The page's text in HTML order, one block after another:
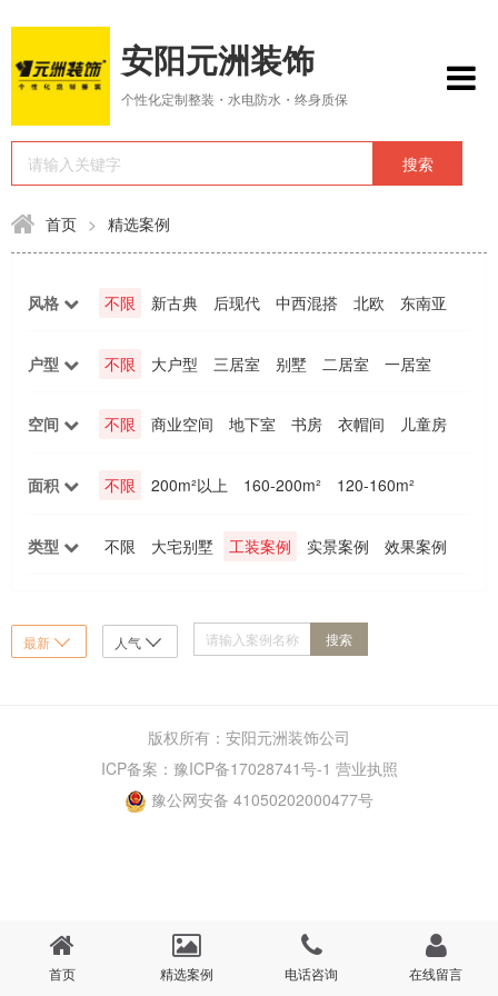
安阳元洲装饰
个性化定制整装・水电防水・终身质保
首页 > 精选案例
风格 不限 新古典 后现代 中西混搭 北欧 东南亚
户型 不限 大户型 三居室 别墅 二居室 一居室
空间 不限 商业空间 地下室 书房 衣帽间 儿童房
面积 不限 200m²以上 160-200m² 120-160m²
类型 不限 大宅别墅 工装案例 实景案例 效果案例
最新  人气 
版权所有：安阳元洲装饰公司
ICP备案： 豫ICP备17028741号-1 营业执照
豫公网安备 41050202000477号
首页 精选案例 电话咨询 在线留言